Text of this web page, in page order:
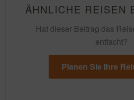
ÄHNLICHE REISEN
Hat dieser Beitrag das
entfacht?
Planen Sie Ihre